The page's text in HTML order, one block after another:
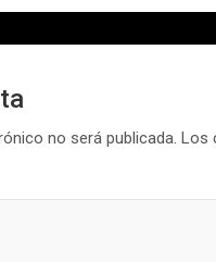
no será publicada. Los